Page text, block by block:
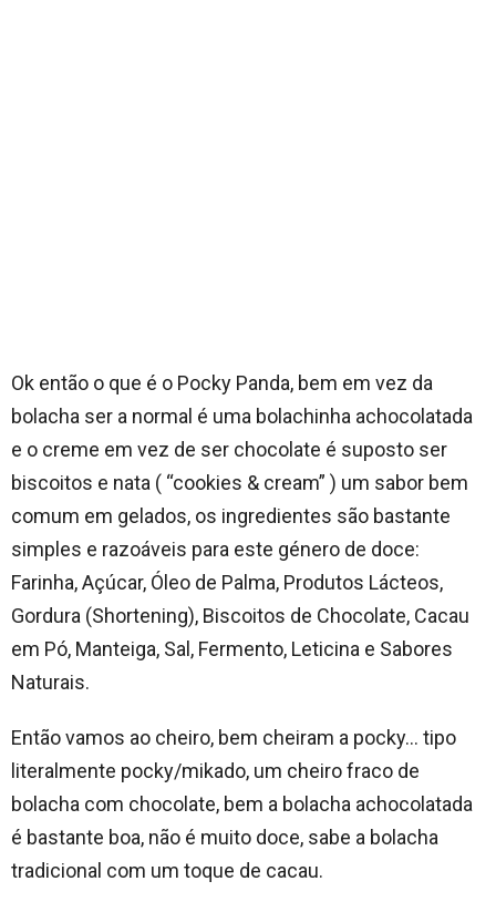
Ok então o que é o Pocky Panda, bem em vez da
bolacha ser a normal é uma bolachinha achocolatada
e o creme em vez de ser chocolate é suposto ser
biscoitos e nata ( “cookies & cream” ) um sabor bem
comum em gelados, os ingredientes são bastante
simples e razoáveis para este género de doce:
Farinha, Açúcar, Óleo de Palma, Produtos Lácteos,
Gordura (Shortening), Biscoitos de Chocolate, Cacau
em Pó, Manteiga, Sal, Fermento, Leticina e Sabores
Naturais.
Então vamos ao cheiro, bem cheiram a pocky… tipo
literalmente pocky/mikado, um cheiro fraco de
bolacha com chocolate, bem a bolacha achocolatada
é bastante boa, não é muito doce, sabe a bolacha
tradicional com um toque de cacau.